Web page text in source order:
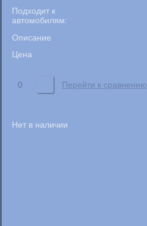
Подходит к
автомобилям:
Описание
Цена
0 Перейти к сравнению